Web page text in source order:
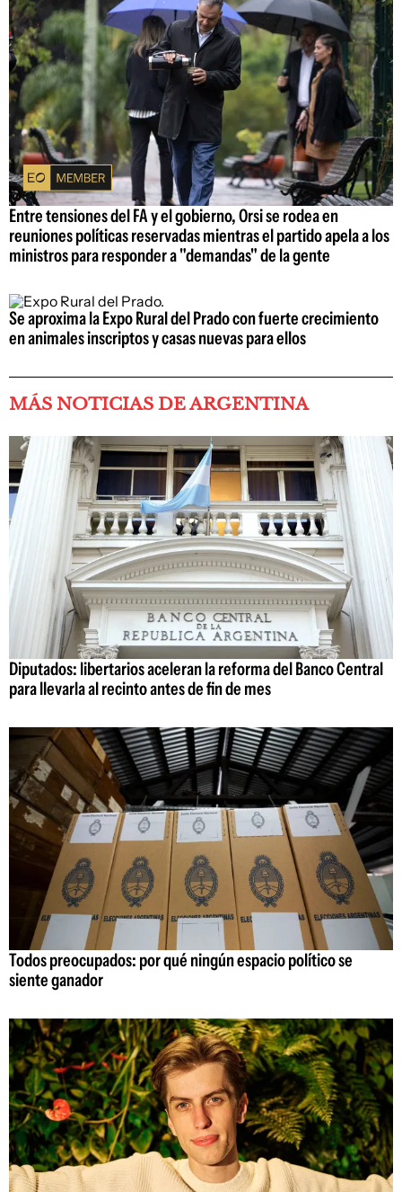
Entre tensiones del FA y el gobierno, Orsi se rodea en
reuniones políticas reservadas mientras el partido apela a los
ministros para responder a "demandas" de la gente
Se aproxima la Expo Rural del Prado con fuerte crecimiento
en animales inscriptos y casas nuevas para ellos
MÁS NOTICIAS DE ARGENTINA
Diputados: libertarios aceleran la reforma del Banco Central
para llevarla al recinto antes de fin de mes
Todos preocupados: por qué ningún espacio político se
siente ganador